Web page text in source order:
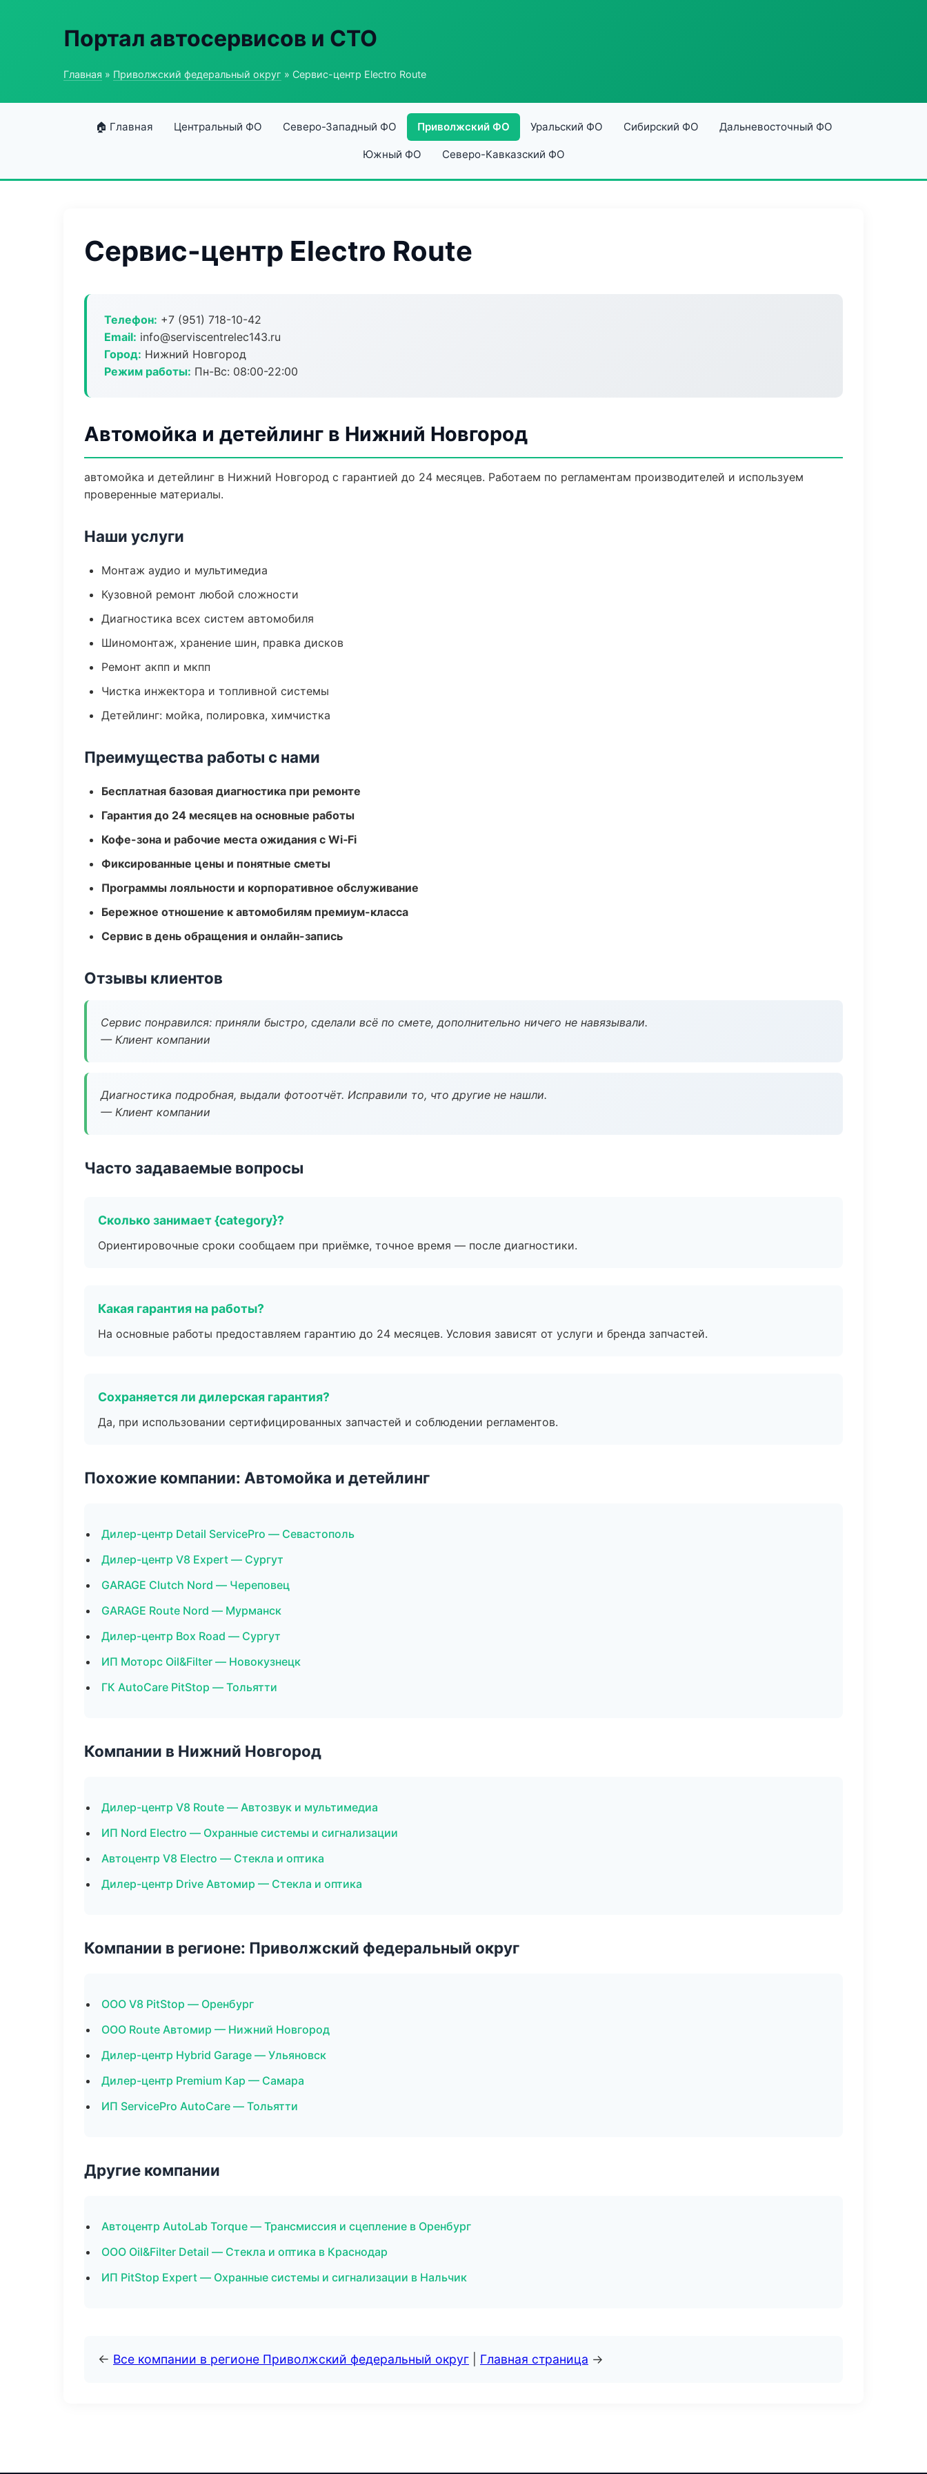
Портал автосервисов и СТО
Главная » Приволжский федеральный округ » Сервис-центр Electro Route
🏠 Главная Центральный ФО Северо-Западный ФО Приволжский ФО Уральский ФО Сибирский ФО Дальневосточный ФО
Южный ФО Северо-Кавказский ФО
Сервис-центр Electro Route
Телефон: +7 (951) 718-10-42
Email: info@serviscentrelec143.ru
Город: Нижний Новгород
Режим работы: Пн-Вс: 08:00-22:00
Автомойка и детейлинг в Нижний Новгород
автомойка и детейлинг в Нижний Новгород с гарантией до 24 месяцев. Работаем по регламентам производителей и используем
проверенные материалы.
Наши услуги
Монтаж аудио и мультимедиа
Кузовной ремонт любой сложности
Диагностика всех систем автомобиля
Шиномонтаж, хранение шин, правка дисков
Ремонт акпп и мкпп
Чистка инжектора и топливной системы
Детейлинг: мойка, полировка, химчистка
Преимущества работы с нами
Бесплатная базовая диагностика при ремонте
Гарантия до 24 месяцев на основные работы
Кофе-зона и рабочие места ожидания с Wi‑Fi
Фиксированные цены и понятные сметы
Программы лояльности и корпоративное обслуживание
Бережное отношение к автомобилям премиум-класса
Сервис в день обращения и онлайн-запись
Отзывы клиентов
Сервис понравился: приняли быстро, сделали всё по смете, дополнительно ничего не навязывали.
— Клиент компании
Диагностика подробная, выдали фотоотчёт. Исправили то, что другие не нашли.
— Клиент компании
Часто задаваемые вопросы
Сколько занимает {category}?
Ориентировочные сроки сообщаем при приёмке, точное время — после диагностики.
Какая гарантия на работы?
На основные работы предоставляем гарантию до 24 месяцев. Условия зависят от услуги и бренда запчастей.
Сохраняется ли дилерская гарантия?
Да, при использовании сертифицированных запчастей и соблюдении регламентов.
Похожие компании: Автомойка и детейлинг
Дилер-центр Detail ServicePro — Севастополь
Дилер-центр V8 Expert — Сургут
GARAGE Clutch Nord — Череповец
GARAGE Route Nord — Мурманск
Дилер-центр Box Road — Сургут
ИП Моторс Oil&Filter — Новокузнецк
ГК AutoCare PitStop — Тольятти
Компании в Нижний Новгород
Дилер-центр V8 Route — Автозвук и мультимедиа
ИП Nord Electro — Охранные системы и сигнализации
Автоцентр V8 Electro — Стекла и оптика
Дилер-центр Drive Автомир — Стекла и оптика
Компании в регионе: Приволжский федеральный округ
ООО V8 PitStop — Оренбург
ООО Route Автомир — Нижний Новгород
Дилер-центр Hybrid Garage — Ульяновск
Дилер-центр Premium Кар — Самара
ИП ServicePro AutoCare — Тольятти
Другие компании
Автоцентр AutoLab Torque — Трансмиссия и сцепление в Оренбург
ООО Oil&Filter Detail — Стекла и оптика в Краснодар
ИП PitStop Expert — Охранные системы и сигнализации в Нальчик
← Все компании в регионе Приволжский федеральный округ Главная страница →